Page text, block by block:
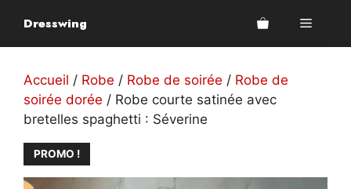
contenu
Dresswing Menu
Accueil / Robe / Robe de soirée / Robe de
soirée dorée / Robe courte satinée avec
bretelles spaghetti : Séverine
PROMO !